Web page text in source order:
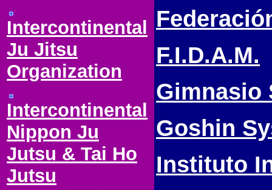
Intercontinental
Ju Jitsu
Organization
Intercontinental
Nippon Ju
Jutsu & Tai Ho
Jutsu
F.I.D.A.M.
Gimnasio
Goshin
Instituto